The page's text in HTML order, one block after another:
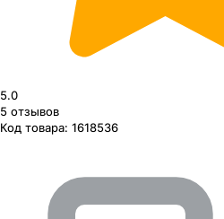
5.0
5 отзывов
Код товара: 1618536